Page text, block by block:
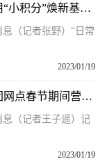
环球快播：新春走基层｜万宁南桥镇：用“小积分”焕新基层治理“大气象”
（记者张野）“日常
2023/01/19
天天看热讯：别跑空！海口市菜篮子集团网点春节期间营业时间有调整
（记者王子遥）记
2023/01/19